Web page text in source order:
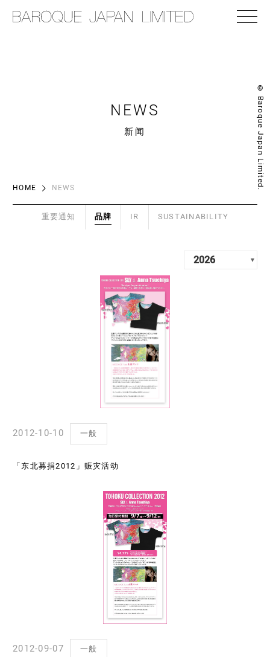
NEWS
新闻 © Baroque Japan Limited.
HOME NEWS
重要通知 品牌 IR SUSTAINABILITY
2012-10-10 一般
「东北募捐2012」赈灾活动
2012-09-07 一般